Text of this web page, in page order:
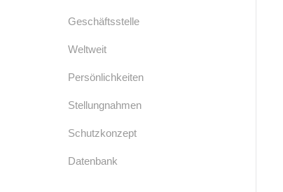
Geschäftsstelle
Weltweit
Persönlichkeiten
Stellungnahmen
Schutzkonzept
Datenbank